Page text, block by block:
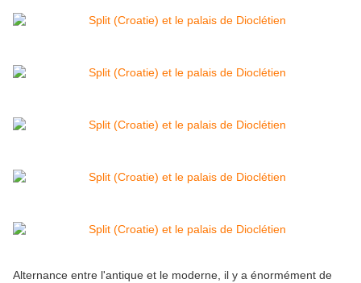
Alternance entre l'antique et le moderne, il y a énormément de